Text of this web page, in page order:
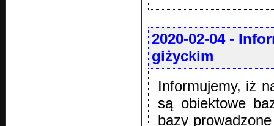
2020-02-04-
giżyckim
Informujemy, iż
są obiektowe
bazy